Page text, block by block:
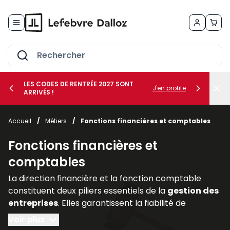
le sous-menu Vos métiers
le sous-menu Vos besoins
LES CODES DE RENTRÉE 2027 SONT
ARRIVÉS !
J'en profite
Accueil / Métiers / Fonctions financières et comptables
Fonctions financières et
comptables
La direction financière et la fonction comptable
constituent deux piliers essentiels de la gestion des
entreprises. Elles garantissent la fiabilité de
l’information financière, assurent la